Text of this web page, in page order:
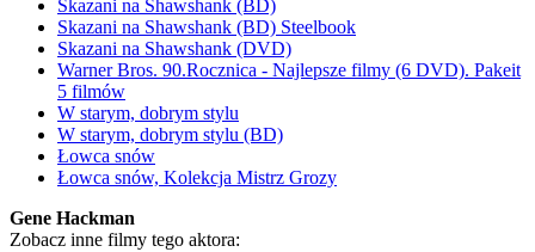
Skazani na Shawshank (BD)
Skazani na Shawshank (BD) Steelbook
Skazani na Shawshank (DVD)
Warner Bros. 90.Rocznica - Najlepsze filmy (6 DVD). Pakeit
5 filmów
W starym, dobrym stylu
W starym, dobrym stylu (BD)
Łowca snów
Łowca snów, Kolekcja Mistrz Grozy
Gene Hackman
Zobacz inne filmy tego aktora: